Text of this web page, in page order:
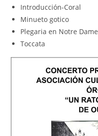
Introducción-Coral
Minueto gotico
Plegaria en Notre Dame
Toccata